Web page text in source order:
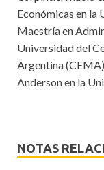
Económicas en la
Maestría en
Universidad del
Argentina
Anderson en la
NOTAS